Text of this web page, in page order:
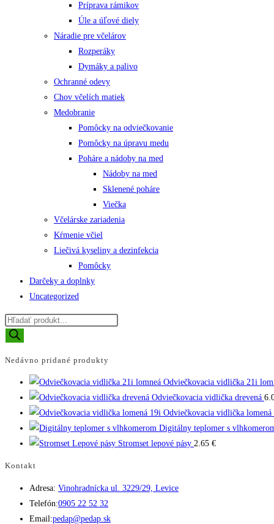
Príprava rámikov
Úle a úľové diely
Náradie pre včelárov
Rozperáky
Dymáky a palivo
Ochranné odevy
Chov včelích matiek
Medobranie
Pomôcky na odviečkovanie
Pomôcky na úpravu medu
Poháre a nádoby na med
Nádoby na med
Sklenené poháre
Viečka
Včelárske zariadenia
Kŕmenie včiel
Liečivá kyseliny a dezinfekcia
Pomôcky
Darčeky a doplnky
Uncategorized
Products
search
Nedávno pridané produkty
Odviečkovacia vidlička 21i
Odviečkovacia vidlička drevená
Odviečkovacia vidlička lomená
Digitálny teplomer s
Stromset lepové pásy 2.65 €
Kontakt
Adresa: Vinohradnícka ul. 3229/29, Levice
Telefón:0905 22 52 32
in
Email:pedap@pedap.skOpens